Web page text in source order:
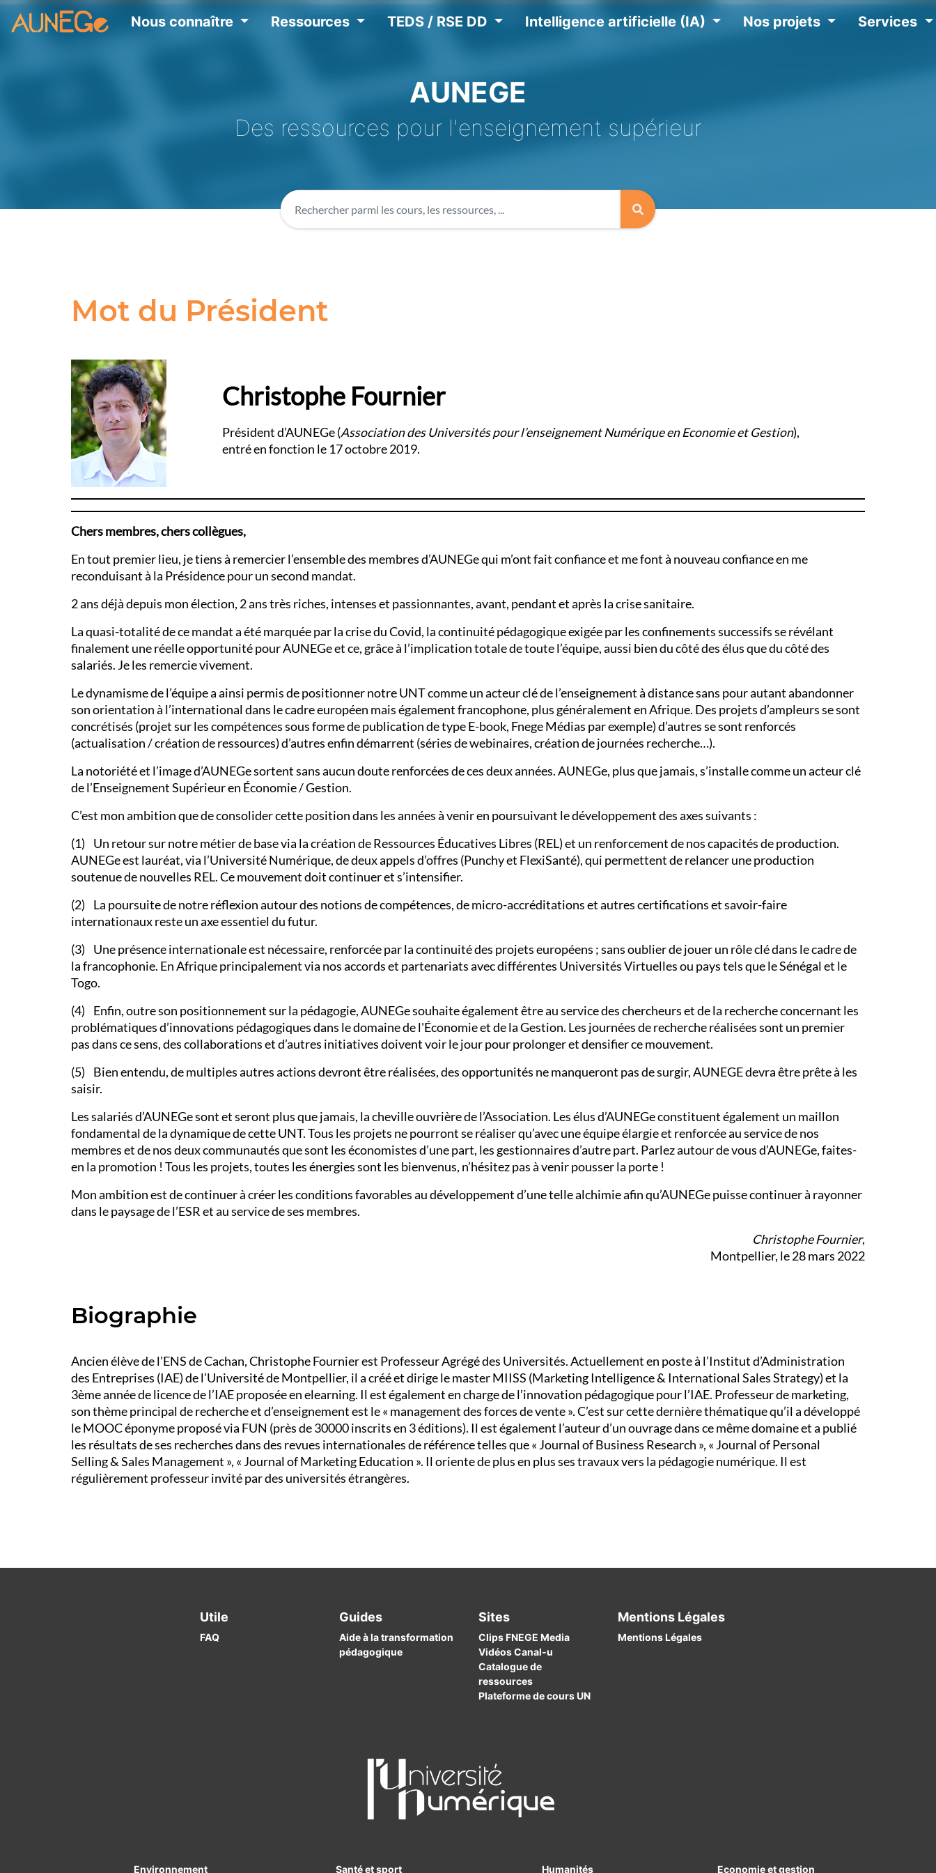
Nous connaître Ressources TEDS / RSE DD Intelligence artificielle (IA) Nos projets Services
AUNEGE
Des ressources pour l'enseignement supérieur
Mot du Président
Christophe Fournier
Président d’AUNEGe (Association des Universités pour l’enseignement Numérique en Economie et Gestion),
entré en fonction le 17 octobre 2019.
Chers membres, chers collègues,
En tout premier lieu, je tiens à remercier l’ensemble des membres d’AUNEGe qui m’ont fait confiance et me font à nouveau confiance en me
reconduisant à la Présidence pour un second mandat.
2 ans déjà depuis mon élection, 2 ans très riches, intenses et passionnantes, avant, pendant et après la crise sanitaire.
La quasi-totalité de ce mandat a été marquée par la crise du Covid, la continuité pédagogique exigée par les confinements successifs se révélant
finalement une réelle opportunité pour AUNEGe et ce, grâce à l’implication totale de toute l’équipe, aussi bien du côté des élus que du côté des
salariés. Je les remercie vivement.
Le dynamisme de l’équipe a ainsi permis de positionner notre UNT comme un acteur clé de l’enseignement à distance sans pour autant abandonner
son orientation à l’international dans le cadre européen mais également francophone, plus généralement en Afrique. Des projets d’ampleurs se sont
concrétisés (projet sur les compétences sous forme de publication de type E-book, Fnege Médias par exemple) d’autres se sont renforcés
(actualisation / création de ressources) d’autres enfin démarrent (séries de webinaires, création de journées recherche…).
La notoriété et l’image d’AUNEGe sortent sans aucun doute renforcées de ces deux années. AUNEGe, plus que jamais, s’installe comme un acteur clé
de l’Enseignement Supérieur en Économie / Gestion.
C’est mon ambition que de consolider cette position dans les années à venir en poursuivant le développement des axes suivants :
(1) Un retour sur notre métier de base via la création de Ressources Éducatives Libres (REL) et un renforcement de nos capacités de production.
AUNEGe est lauréat, via l’Université Numérique, de deux appels d’offres (Punchy et FlexiSanté), qui permettent de relancer une production
soutenue de nouvelles REL. Ce mouvement doit continuer et s’intensifier.
(2) La poursuite de notre réflexion autour des notions de compétences, de micro-accréditations et autres certifications et savoir-faire
internationaux reste un axe essentiel du futur.
(3) Une présence internationale est nécessaire, renforcée par la continuité des projets européens ; sans oublier de jouer un rôle clé dans le cadre de
la francophonie. En Afrique principalement via nos accords et partenariats avec différentes Universités Virtuelles ou pays tels que le Sénégal et le
Togo.
(4) Enfin, outre son positionnement sur la pédagogie, AUNEGe souhaite également être au service des chercheurs et de la recherche concernant les
problématiques d’innovations pédagogiques dans le domaine de l'Économie et de la Gestion. Les journées de recherche réalisées sont un premier
pas dans ce sens, des collaborations et d’autres initiatives doivent voir le jour pour prolonger et densifier ce mouvement.
(5) Bien entendu, de multiples autres actions devront être réalisées, des opportunités ne manqueront pas de surgir, AUNEGE devra être prête à les
saisir.
Les salariés d’AUNEGe sont et seront plus que jamais, la cheville ouvrière de l’Association. Les élus d’AUNEGe constituent également un maillon
fondamental de la dynamique de cette UNT. Tous les projets ne pourront se réaliser qu’avec une équipe élargie et renforcée au service de nos
membres et de nos deux communautés que sont les économistes d’une part, les gestionnaires d’autre part. Parlez autour de vous d’AUNEGe, faites-
en la promotion ! Tous les projets, toutes les énergies sont les bienvenus, n’hésitez pas à venir pousser la porte !
Mon ambition est de continuer à créer les conditions favorables au développement d’une telle alchimie afin qu’AUNEGe puisse continuer à rayonner
dans le paysage de l’ESR et au service de ses membres.
Christophe Fournier,
Montpellier, le 28 mars 2022
Biographie
Ancien élève de l’ENS de Cachan, Christophe Fournier est Professeur Agrégé des Universités. Actuellement en poste à l’Institut d’Administration
des Entreprises (IAE) de l’Université de Montpellier, il a créé et dirige le master MIISS (Marketing Intelligence & International Sales Strategy) et la
3ème année de licence de l’IAE proposée en elearning. Il est également en charge de l’innovation pédagogique pour l’IAE. Professeur de marketing,
son thème principal de recherche et d’enseignement est le « management des forces de vente ». C’est sur cette dernière thématique qu’il a développé
le MOOC éponyme proposé via FUN (près de 30000 inscrits en 3 éditions). Il est également l’auteur d’un ouvrage dans ce même domaine et a publié
les résultats de ses recherches dans des revues internationales de référence telles que « Journal of Business Research », « Journal of Personal
Selling & Sales Management », « Journal of Marketing Education ». Il oriente de plus en plus ses travaux vers la pédagogie numérique. Il est
régulièrement professeur invité par des universités étrangères.
Utile
FAQ
Guides
Aide à la transformation
pédagogique
Sites
Clips FNEGE Media
Vidéos Canal-u
Catalogue de
ressources
Plateforme de cours UN
Mentions Légales
Mentions Légales
Environnement Santé et sport Humanités Economie et gestion